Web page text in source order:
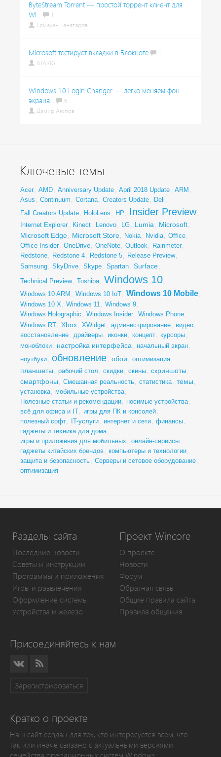
ByteStream Torrent — простой торрент клиент для
Wi...
1
Ермахан Танатаров
Microsoft тестирует вкладки в Блокноте
1
ATARIG
Windows 10 Login Changer — легко меняем фон
экрана...
6
Дамир Аюпов
Ключевые темы
Acer, AMD, Anniversary Update, April 2018 Update, ARM ,
Asus , Continuum , Cortana, Creators Update, Dell ,
Fall Creators Update, HoloLens , HP , Insider Preview,
Internet Explorer, Kinect, Lenovo, LG, Lumia, Microsoft,
Microsoft Edge, Microsoft Store, Nokia, Nvidia, Office,
Office Insider, OneDrive, OneNote, Outlook, Rainmeter,
Redstone, Redstone 4, Redstone 5, Release Preview,
Samsung, SkyDrive, Skype, Spartan, Surface,
Technical Preview, Toshiba, Windows 10,
Windows 10 ARM , Windows 10 IoT, Windows 10 Mobile,
Windows 10 X, Windows 11, Windows 9,
Windows Holographic , Windows Insider, Windows Phone,
Windows RT, Xbox, XWidget, администрирование, видео,
восстановление, драйверы, иконки, концепт, курсоры,
моноблоки, настройка интерфейса, начальный экран,
ноутбуки, обновление, обои , оптимизация,
планшеты , рабочий стол , скидки, скины, скриншоты ,
смартфоны , Смешанная реальность, статистика, темы ,
установка, мобильные устройства,
Полезные статьи и рекомендации, носимые устройства,
всё для офиса и IT, игры для ПК и консолей,
полезный софт, IT-услуги, интернет и сети, финансы,
гаджеты и техника для дома,
игры и приложения для мобильных , онлайн-сервисы,
гаджеты китайских брендов, компьютеры и технологии,
защита и безопасность, Серверы и сетевое оборудование,
оптимизация
Разделы сайта
Последние новости
Советы и инструкции
Программы и приложения
Игры и развлечения
Оформление системы
Устройства и железо
Проект Wincore
О проекте
Новости
Форум
Обратная связь
Общие правила сайта
Правила общения
Присоединяйтесь к нам
Зарегистрироваться
Кратко о проекте
Наш сайт создан для тех, кто интересуется всем, что
так или иначе связано с актуальными версиями